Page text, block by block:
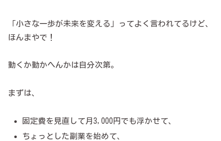
「小さな一歩が未来を変える」ってよく言われてるけど、
ほんまやで！
動くか動かへんかは自分次第。
まずは、
固定費を見直して月3,000円でも浮かせて、
ちょっとした副業を始めて、